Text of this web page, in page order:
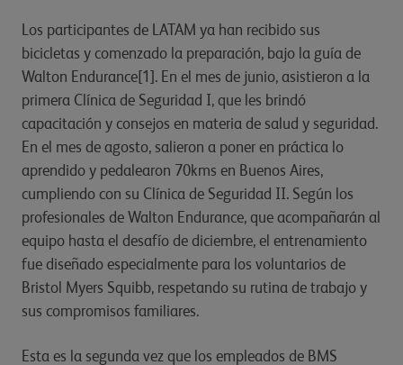
Los participantes de LATAM ya han recibido sus
bicicletas y comenzado la preparación, bajo la guía de
Walton Endurance [1]. En el mes de junio, asistieron a la
primera Clínica de Seguridad I, que les brindó
capacitación y consejos en materia de salud y seguridad.
En el mes de agosto, salieron a poner en práctica lo
aprendido y pedalearon 70kms en Buenos Aires,
cumpliendo con su Clínica de Seguridad II. Según los
profesionales de Walton Endurance, que acompañarán al
equipo hasta el desafío de diciembre, el entrenamiento
fue diseñado especialmente para los voluntarios de
Bristol Myers Squibb, respetando su rutina de trabajo y
sus compromisos familiares.
Esta es la segunda vez que los empleados de BMS